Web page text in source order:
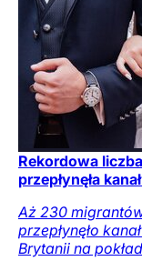
Rekordowa
przepłynęła
Aż 230
przepłynęło
Brytanii na